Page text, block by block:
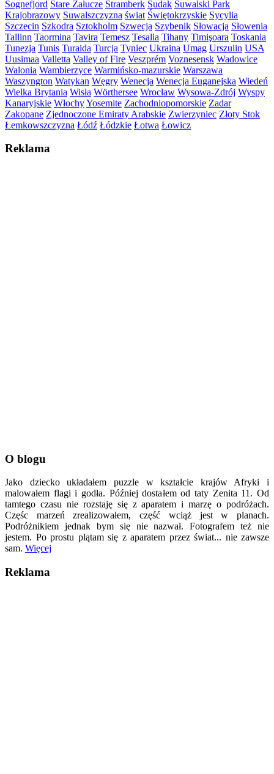
Sognefjord Stare Załucze Štramberk Sudak Suwalski Park
Krajobrazowy Suwalszczyzna świat Świętokrzyskie Sycylia
Szczecin Szkodra Sztokholm Szwecja Szybenik Słowacja Słowenia
Tallinn Taormina Tavira Temesz Tesalia Tihany Timişoara Toskania
Tunezja Tunis Turaida Turcja Tyniec Ukraina Umag Urszulin USA
Uusimaa Valletta Valley of Fire Veszprém Voznesensk Wadowice
Walonia Wambierzyce Warmińsko-mazurskie Warszawa
Waszyngton Watykan Węgry Wenecja Wenecja Euganejska Wiedeń
Wielka Brytania Wisła Wörthersee Wrocław Wysowa-Zdrój Wyspy
Kanaryjskie WłochyYosemite Zachodniopomorskie Zadar
Zakopane Zjednoczone Emiraty Arabskie Zwierzyniec Złoty Stok
Łemkowszczyzna Łódź Łódzkie Łotwa Łowicz
Reklama
O blogu
Jako dziecko układałem puzzle w kształcie krajów Afryki i
malowałem flagi i godła. Później dostałem od taty Zenita 11. Od
tamtego czasu nie rozstaję się z aparatem i marzę o podróżach.
Częśc marzeń zrealizowałem, część wciąż jest w planach.
Podróżnikiem jednak bym się nie nazwał. Fotografem też nie
jestem. Po prostu plątam się z aparatem przez świat... nie zawsze
sam. Więcej
Reklama